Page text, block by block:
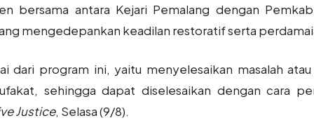
bersama antara Kejari Pemalang dengan
mengedepankan keadilan restoratif serta
dari program ini, yaitu menyelesaikan masalah
sehingga dapat diselesaikan dengan cara
Justice, Selasa (9/8).